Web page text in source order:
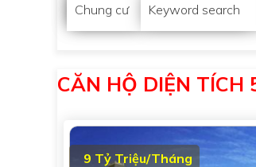
Chung cư Keyword search
CĂN HỘ DIỆN
9 Tỷ Triệu/Tháng